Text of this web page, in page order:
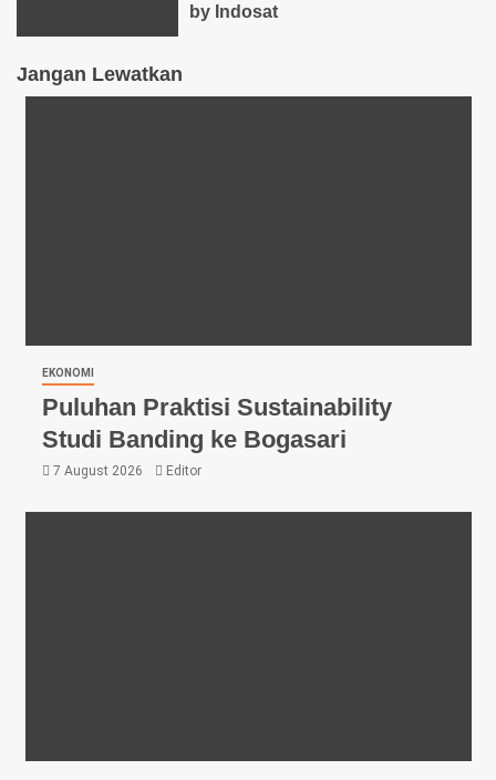
by Indosat
Jangan Lewatkan
EKONOMI
Puluhan Praktisi Sustainability
Studi Banding ke Bogasari
7 August 2026 Editor